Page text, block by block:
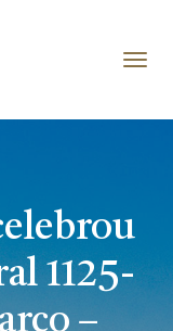
1125-
–